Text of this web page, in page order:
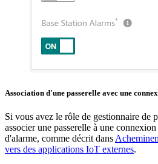
Association d'une passerelle avec une
Si vous avez le rôle de gestionnaire de
associer une passerelle à une
d'alarme, comme décrit dans
vers des applications IoT externes.